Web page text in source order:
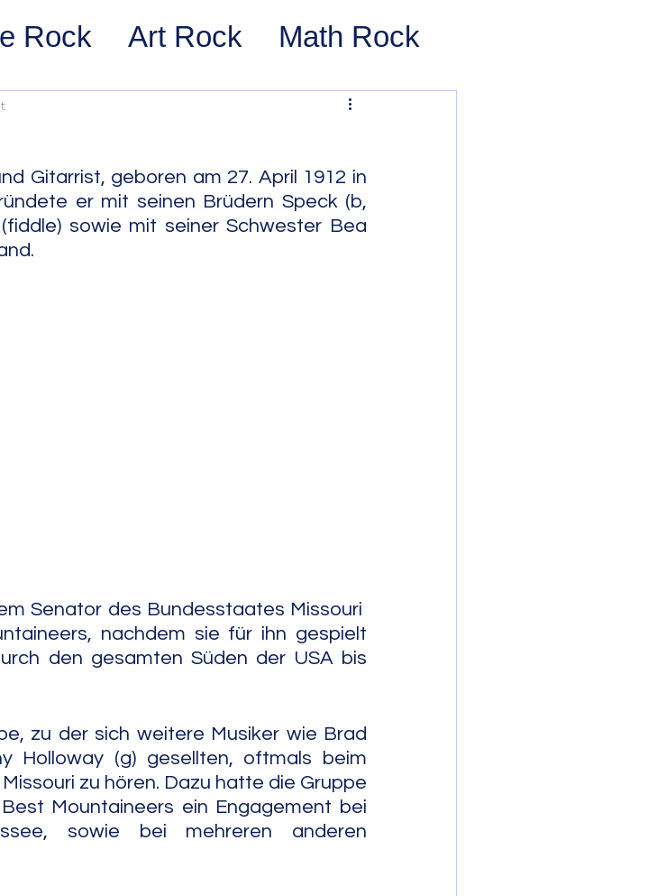
Rock Art Rock Math Rock
Rock
Stoner Rock Alternative Rock
Gitarrist, geboren am 27. April 1912 in
er mit seinen Brüdern Speck (b,
sowie mit seiner Schwester Bea
Senator des Bundesstaates Missouri
nachdem sie für ihn gespielt
den gesamten Süden der USA bis
zu der sich weitere Musiker wie Brad
Holloway (g) gesellten, oftmals beim
zu hören. Dazu hatte die Gruppe
Mountaineers ein Engagement bei
sowie bei mehreren anderen